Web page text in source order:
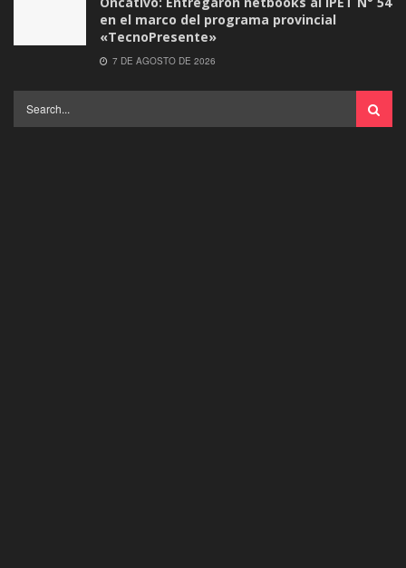
en el marco del programa provincial
«TecnoPresente»
7 DE AGOSTO DE 2026